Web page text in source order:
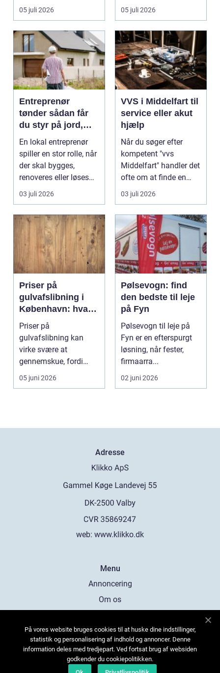
05 juli 2026
ov...
05 juli 2026
Entreprenør
tønder sådan får
du styr på jord,
dræn og kloak
En lokal entreprenør
spiller en stor rolle, når
der skal bygges,
renoveres eller løses
problemer und...
03 juli 2026
VVS i Middelfart til
service eller akut
hjælp
Når du søger efter
kompetent "vvs
Middelfart" handler det
ofte om at finde en
lokal, fa...
03 juli 2026
Priser på
gulvafslibning i
København: hvad
koster det
egentlig?
Priser på
gulvafslibning kan
virke svære at
gennemskue, fordi
mange faktorer spiller
ind...
05 juni 2026
Pølsevogn: find
den bedste til leje
på Fyn
Pølsevogn til leje på
Fyn er en efterspurgt
løsning, når fester,
firmaarra...
02 juni 2026
Adresse
web: www.klikko.dk
Menu
Annoncering
Om os
Kontakt os
Sitemap
På vores website bruges cookies til at huske dine indstillinger,
statistik og personalisering af indhold og annoncer. Denne
information deles med tredjepart. Ved fortsat brug af websiden
godkender du cookiepolitikken.